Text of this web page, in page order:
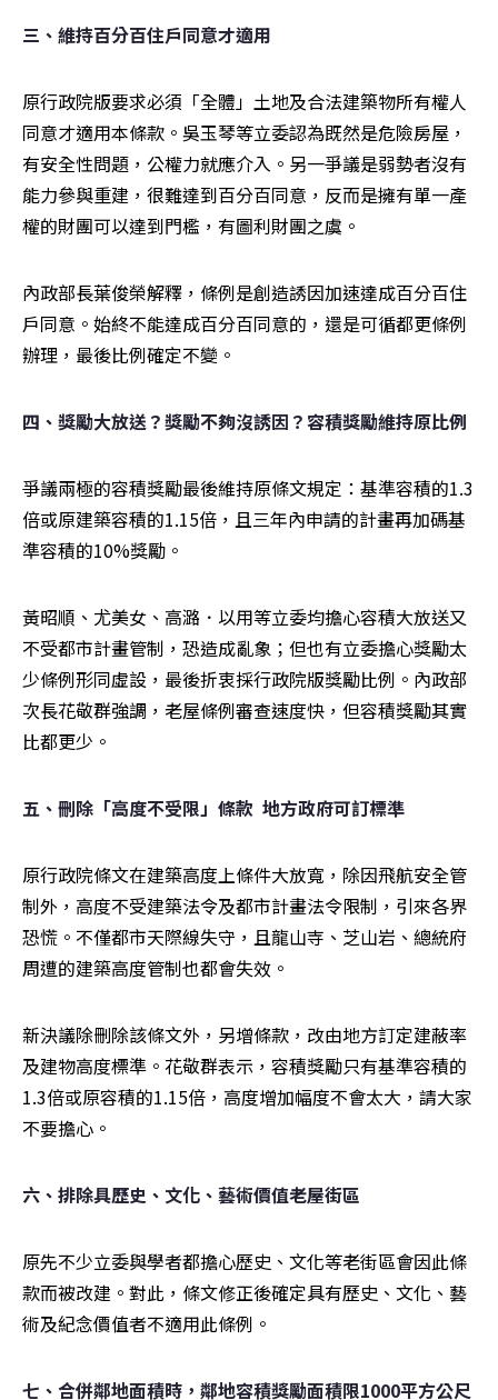
三、維持百分百住戶同意才適用
原行政院版要求必須「全體」土地及合法建築物所有權人
同意才適用本條款。吳玉琴等立委認為既然是危險房屋，
有安全性問題，公權力就應介入。另一爭議是弱勢者沒有
能力參與重建，很難達到百分百同意，反而是擁有單一產
權的財團可以達到門檻，有圖利財團之虞。
內政部長葉俊榮解釋，條例是創造誘因加速達成百分百住
戶同意。始終不能達成百分百同意的，還是可循都更條例
辦理，最後比例確定不變。
四、獎勵大放送？獎勵不夠沒誘因？容積獎勵維持原比例
爭議兩極的容積獎勵最後維持原條文規定：基準容積的1.3
倍或原建築容積的1.15倍，且三年內申請的計畫再加碼基
準容積的10%獎勵。
黃昭順、尤美女、高潞．以用等立委均擔心容積大放送又
不受都市計畫管制，恐造成亂象；但也有立委擔心獎勵太
少條例形同虛設，最後折衷採行政院版獎勵比例。內政部
次長花敬群強調，老屋條例審查速度快，但容積獎勵其實
比都更少。
五、刪除「高度不受限」條款  地方政府可訂標準
原行政院條文在建築高度上條件大放寬，除因飛航安全管
制外，高度不受建築法令及都市計畫法令限制，引來各界
恐慌。不僅都市天際線失守，且龍山寺、芝山岩、總統府
周遭的建築高度管制也都會失效。
新決議除刪除該條文外，另增條款，改由地方訂定建蔽率
及建物高度標準。花敬群表示，容積獎勵只有基準容積的
1.3倍或原容積的1.15倍，高度增加幅度不會太大，請大家
不要擔心。
六、排除具歷史、文化、藝術價值老屋街區
原先不少立委與學者都擔心歷史、文化等老街區會因此條
款而被改建。對此，條文修正後確定具有歷史、文化、藝
術及紀念價值者不適用此條例。
七、合併鄰地面積時，鄰地容積獎勵面積限1000平方公尺